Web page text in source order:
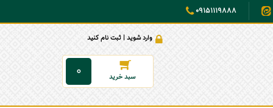
09151119888
وارد شوید | ثبت نام کنید
0